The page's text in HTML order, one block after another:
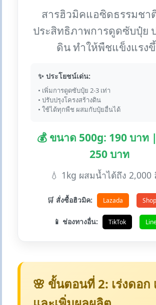
สารฮิวมิคแอซิดธรรมชา
ประสิทธิภาพการดูดซับปุ๋ย
ดิน ทำให้พืชแข็งแรง
✨ ประโยชน์เด่น:
• เพิ่มการดูดซับปุ๋ย 2-3 เท่า
• ปรับปรุงโครงสร้างดิน
• ใช้ได้ทุกพืช ผสมกับปุ๋ยอื่นได้
💰 ขนาด 500g: 190 บาท
250 บาท
💧 1kg ผสมน้ำได้ถึง 2,000
🛒 สั่งซื้อฮิวมิค: Lazada
📱 ช่องทางอื่น: TikTok
🌸 ขั้นตอนที่ 2: เร่งดอก